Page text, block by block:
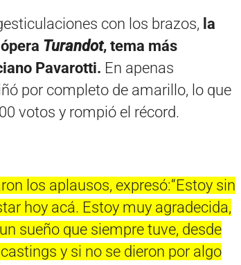
con los brazos, la
Turandot, tema más
Pavarotti. En apenas
por completo de amarillo, lo que
votos y rompió el récord.
los aplausos, expresó:“Estoy sin
hoy acá. Estoy muy agradecida,
sueño que siempre tuve, desde
y si no se dieron por algo